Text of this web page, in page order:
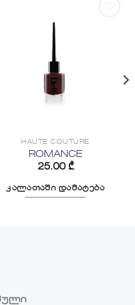
სურვილების
HAUTE COUTURE
ROMANCE
25.00 ₾
კალათაში დამატება